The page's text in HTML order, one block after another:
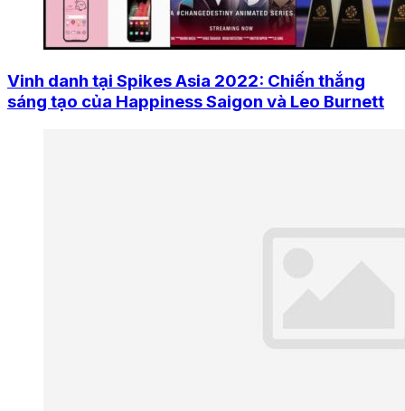
Vinh danh tại Spikes Asia 2022: Chiến thắng
sáng tạo của Happiness Saigon và Leo Burnett